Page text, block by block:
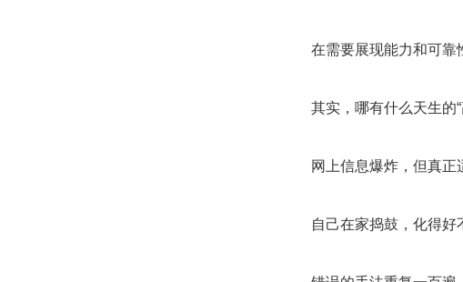
在需要展现能力和可靠
其实，哪有什么天生的
网上信息爆炸，但真正
自己在家捣鼓，化得